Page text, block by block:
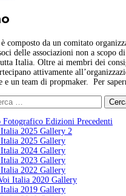
composto da un comitato
delle associazioni non a scopo
Italia. Oltre ai membri dei
attivamente
e un team di propmaker. Per
Edizioni Precedenti
Italia 2025 Gallery 2
2025 Gallery
2024 Gallery
2023 Gallery
2022 Gallery
Italia 2020 Gallery
2019 Gallery